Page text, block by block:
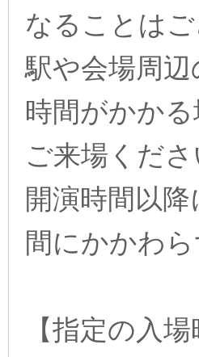
なることは
駅や会場周
時間がかか
ご来場くださ
開演時間以
間にかかわ
【指定の入